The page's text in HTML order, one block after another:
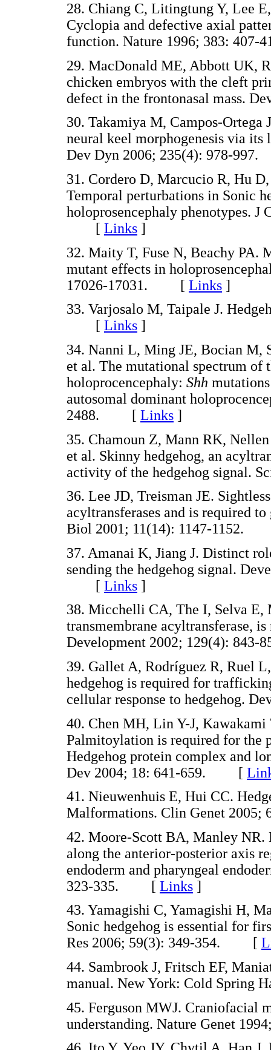
28. Chiang C, Litingtung Y, Lee
Cyclopia and defective axial
function. Nature 1996; 383:
29. MacDonald ME, Abbott UK,
chicken embryos with the cleft
defect in the frontonasal mass.
30. Takamiya M, Campos-
neural keel morphogenesis via its
Dev Dyn 2006; 235(4): 978-
31. Cordero D, Marcucio R, Hu
Temporal perturbations in Sonic
holoprosencephaly phenotypes. J
[ Links ]
32. Maity T, Fuse N, Beachy PA.
mutant effects in
17026-17031. [ Links ]
33. Varjosalo M, Taipale J.
[ Links ]
34. Nanni L, Ming JE, Bocian M,
et al. The mutational spectrum of
holoprocencephaly: Shh
autosomal dominant
2488. [ Links ]
35. Chamoun Z, Mann RK,
et al. Skinny hedgehog, an
activity of the hedgehog
36. Lee JD, Treisman JE.
acyltransferases and is required
Biol 2001; 11(14): 1147-
37. Amanai K, Jiang J. Distinct
sending the hedgehog signal.
[ Links ]
38. Micchelli CA, The I, Selva E,
transmembrane acyltransferase,
Development 2002; 129(4):
39. Gallet A, Rodríguez R, Ruel
hedgehog is required for
cellular response to
40. Chen MH, Lin Y-J, Kawakami
Palmitoylation is required for the
Hedgehog protein complex and
Dev 2004; 18: 641-659. [
41. Nieuwenhuis E, Hui CC.
Malformations. Clin Genet
42. Moore-Scott BA, Manley NR.
along the anterior-posterior axis
endoderm and pharyngeal
323-335. [ Links ]
43. Yamagishi C, Yamagishi H,
Sonic hedgehog is essential for
Res 2006; 59(3): 349-354. [
44. Sambrook J, Fritsch EF,
manual. New York: Cold
45. Ferguson MWJ. Craniofacial
understanding. Nature Genet